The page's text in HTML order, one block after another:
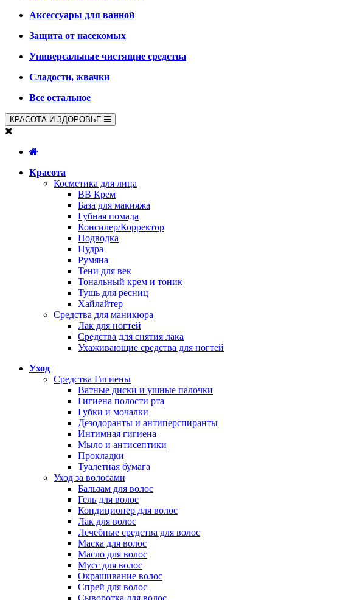
Аксессуары для ванной
Защита от насекомых
Универсальные чистящие средства
Сладости, жвачки
Все остальное
КРАСОТА И ЗДОРОВЬЕ
Красота
Косметика для лица
BB Крем
База для макияжа
Губная помада
Консилер/Корректор
Подводка
Пудра
Румяна
Тени для век
Тональный крем и тоник
Тушь для ресниц
Хайлайтер
Средства для маникюра
Лак для ногтей
Средства для снятия лака
Ухаживающие средства для ногтей
Уход
Средства Гигиены
Ватные диски и ушные палочки
Гигиена полости рта
Губки и мочалки
Дезодоранты и антиперспиранты
Интимная гигиена
Мыло и антисептики
Прокладки
Туалетная бумага
Уход за волосами
Бальзам для волос
Гель для волос
Кондиционер для волос
Лак для волос
Лечебные средства для волос
Маска для волос
Масло для волос
Мусс для волос
Окрашивание волос
Спрей для волос
Сыворотка для волос